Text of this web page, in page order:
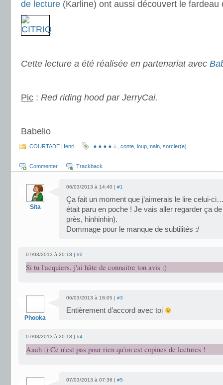
de lecture (Karline) ont aussi découvert le fardeau
Cette lecture a été réalisée en partenariat avec
Pic : Red riding hood par JerryCai.
Babelio
COURTADE Henri ★★★★☆ conte loup nain sorcier(e)
Commenter Trackback
Sita
06/03/2013 à 14:40 | #1
Ça fait un moment que j’aimerais le lire celui-
était paru en poche ! Je vais aller regarder ça
près, hinhinhin).
Dommage pour le manque de subtilités :/
07/03/2013 à 20:18 | #2
Si tu l'acquiers, j'ai hâte de connaitre ton avis :)
Phooka
06/03/2013 à 18:05 | #3
Entièrement d’accord avec toi
07/03/2013 à 20:18 | #4
Aaah :) Ce n'est pas pour rien qu'on est copines de lectures !
07/03/2013 à 07:36 | #5